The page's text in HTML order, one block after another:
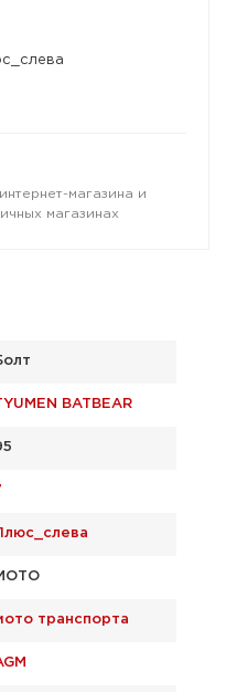
магазина и
магазинах
BATBEAR
транспорта